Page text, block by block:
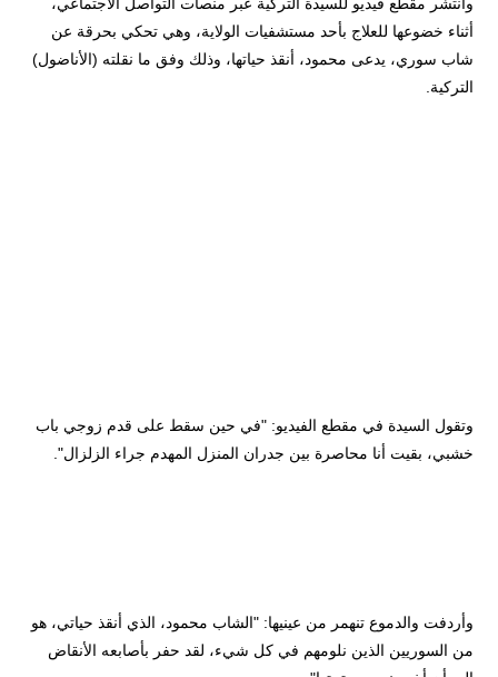
وانتشر مقطع فيديو للسيدة التركية عبر منصات التواصل الاجتماعي،
أثناء خضوعها للعلاج بأحد مستشفيات الولاية، وهي تحكي بحرقة عن
شاب سوري، يدعى محمود، أنقذ حياتها، وذلك وفق ما نقلته (الأناضول)
التركية.
وتقول السيدة في مقطع الفيديو: "في حين سقط على قدم زوجي باب
خشبي، بقيت أنا محاصرة بين جدران المنزل المهدم جراء الزلزال".
وأردفت والدموع تنهمر من عينيها: "الشاب محمود، الذي أنقذ حياتي، هو
من السوريين الذين نلومهم في كل شيء، لقد حفر بأصابعه الأنقاض